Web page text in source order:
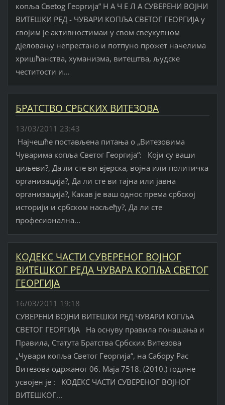
копља Свetog Георгија” Н А Ч Е Л А СУВЕРЕНИ ВОЈНИ
ВИТЕШКИ РЕД - ЧУВАРИ КОПЉА СВЕТОГ ГЕОРГИЈА у
својим је активностимаи у свом свеукупном
дјеловању непрестано и потпуно прожет начелима
хришћанства, хуманизма, витештва, људске
честитости и...
БРАТСТВО СРБСКИХ ВИТЕЗОВА
13/03/2011 23:43
Најчешће постављена питања о „Витезовима
Чуварима копља Светог Георгија“: Који су ваши
циљеви?, Да ли сте ви вјерска, војна или политичка
организација?, Да ли сте ви тајна или јавна
организација?, Какав је ваш однос према србској
историји и србском насљеђу?, Да ли сте
професионална...
КОДЕКС ЧАСТИ СУВЕРЕНОГ ВОЈНОГ
ВИТЕШКОГ РЕДА ЧУВАРА КОПЉА СВЕТОГ
ГЕОРГИЈА
16/03/2011 19:18
СУВЕРЕНИ ВОЈНИ ВИТЕШКИ РЕД ЧУВАРИ КОПЉА
СВЕТОГ ГЕОРГИЈА На оснуву правила понашања и
Правила, Статута Братства Србских Витезова
„Чувари копља Светог Георгија“, на Сабору Рас
Витезова одржаног 06. Маја 7518. (2010.) године
усвојен је : КОДЕКС ЧАСТИ СУВЕРЕНОГ ВОЈНОГ
ВИТЕШКОГ...